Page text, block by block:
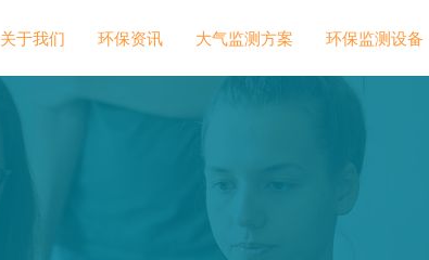
关于我们 环保资讯 大气监测方案 环保监测设备